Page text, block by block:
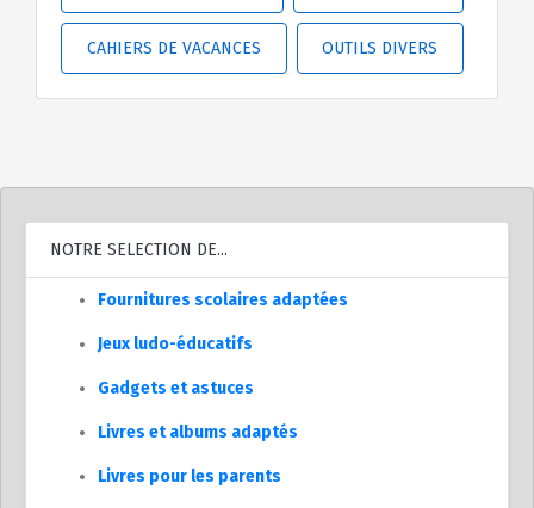
CAHIERS DE VACANCES OUTILS DIVERS
NOTRE SELECTION DE...
Fournitures scolaires adaptées
Jeux ludo-éducatifs
Gadgets et astuces
Livres et albums adaptés
Livres pour les parents